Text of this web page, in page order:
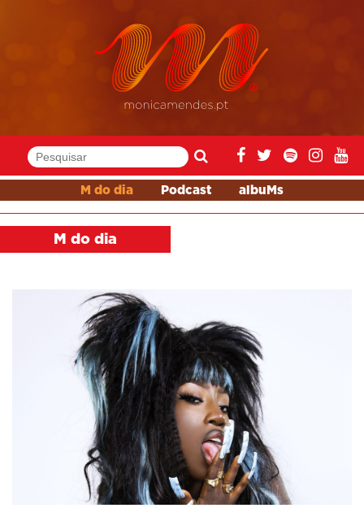
M do dia Podcast albuMs
M do dia